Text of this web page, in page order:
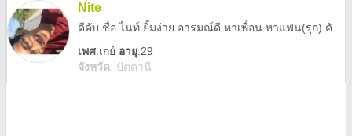
Nite
เพศ:เกย์ อายุ:29
จังหวัด: ปัตตานี